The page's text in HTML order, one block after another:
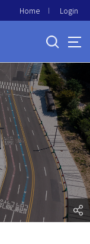
Home Login